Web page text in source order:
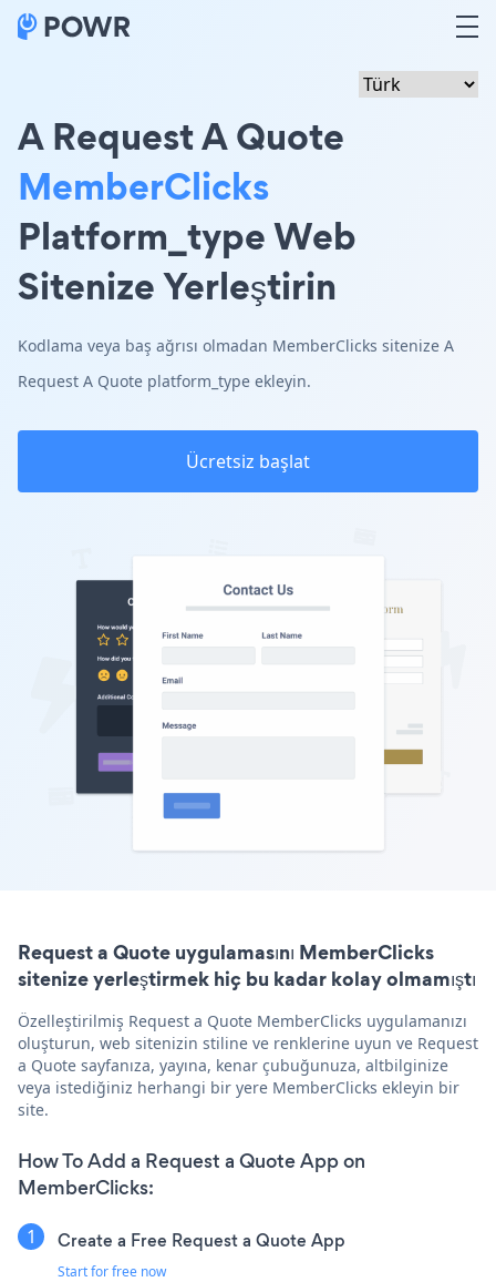
A Request A Quote
MemberClicks
Platform_type Web
Sitenize Yerleştirin
Kodlama veya baş ağrısı olmadan MemberClicks sitenize A
Request A Quote platform_type ekleyin.
Ücretsiz başlat
Request a Quote uygulamasını MemberClicks
sitenize yerleştirmek hiç bu kadar kolay olmamıştı
Özelleştirilmiş Request a Quote MemberClicks uygulamanızı
oluşturun, web sitenizin stiline ve renklerine uyun ve Request
a Quote sayfanıza, yayına, kenar çubuğunuza, altbilginize
veya istediğiniz herhangi bir yere MemberClicks ekleyin bir
site.
How To Add a Request a Quote App on
MemberClicks:
Create a Free Request a Quote App
Start for free now